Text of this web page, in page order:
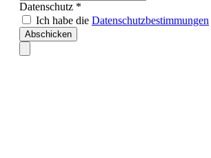
Datenschutz *
Ich habe die Datenschutzbestimmungen
Abschicken